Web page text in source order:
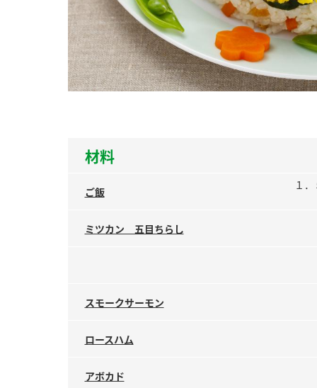
材料
ご飯
１
ミツカン 五目ちらし
スモークサーモン
ロースハム
アボカド